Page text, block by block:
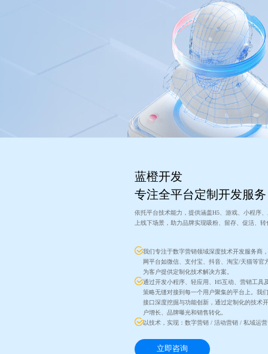
蓝橙开发
专注全平台定制开发服务
依托平台技术能力，提供涵盖H5、游戏、小程序
上线下场景，助力品牌实现吸粉、留存、促活、转
我们专注于数字营销领域深度技术开发服务商
网平台如微信、支付宝、抖音、淘宝/天猫等官
为客户提供定制化技术解决方案。
通过开发小程序、轻应用、H5互动、营销工具
策略无缝对接到每一个用户聚集的平台上。我
接口深度挖掘与功能创新，通过定制化的技术
户增长、品牌曝光和销售转化。
以技术，实现：数字营销 / 活动营销 / 私域运
立即咨询